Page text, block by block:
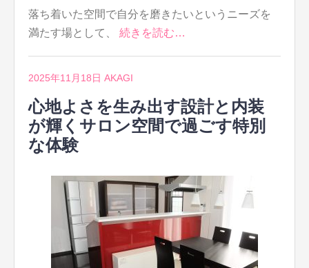
落ち着いた空間で自分を磨きたいというニーズを
満たす場として、 続きを読む…
2025年11月18日 AKAGI
心地よさを生み出す設計と内装
が輝くサロン空間で過ごす特別
な体験